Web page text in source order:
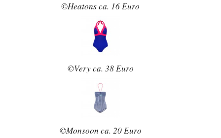
©Heatons ca. 16 Euro
©Very ca. 38 Euro
©Monsoon ca. 20 Euro